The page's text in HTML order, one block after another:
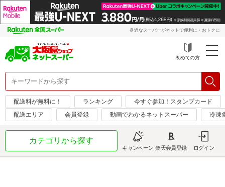
身近なスーパーがネットで便利に・おトクに
初めての方
配送料が無料に！ ランキング
今すぐ参加！スタンプカード
配送エリア
会員登録 動画でわかるネットスーパー 冷凍
カテゴリから探す
キャンペーン 楽天会員登録 ログイン